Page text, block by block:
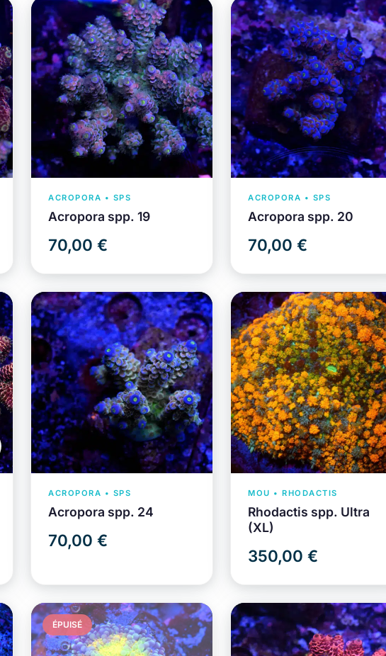
ACROPORA • SPS
Acropora spp. 19
70,00 €
ACROPORA • SPS
Acropora spp. 20
70,00 €
ACROPORA • SPS
Acropora spp. 24
70,00 €
MOU • RHODACTIS
Rhodactis spp. Ultra
(XL)
350,00 €
ÉPUISÉ